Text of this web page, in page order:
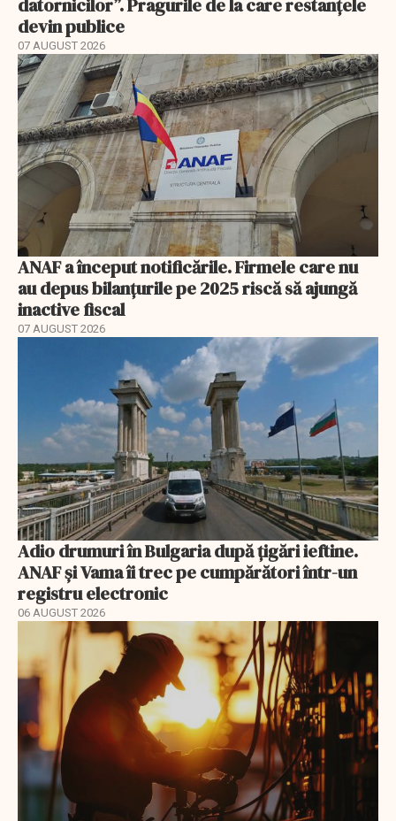
devin publice
07 AUGUST 2026
ANAF a început notificările. Firmele care nu
au depus bilanțurile pe 2025 riscă să ajungă
inactive fiscal
07 AUGUST 2026
Adio drumuri în Bulgaria după țigări ieftine.
ANAF și Vama îi trec pe cumpărători într-un
registru electronic
06 AUGUST 2026